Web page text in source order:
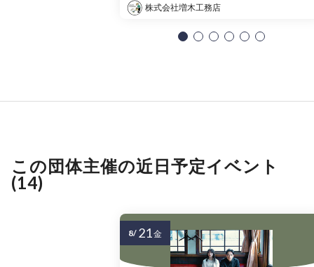
株式会社増木工務店
この団体主催の近日予定イベント
(14)
8/ 21金